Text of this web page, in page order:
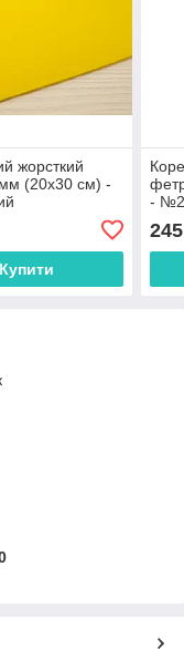
жорсткий
(20х30 см) -
Купити
-
245